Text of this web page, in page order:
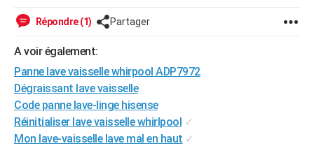
Art de vivre
Bien-être
Loisirs
Mode
Modes de vie
SANTE
VOYAGE
Destinations
City break
Voyage nature
Voyage de noces
Forum
Climat
PHOTO
GUIDES D'ACHAT
BONS PLANS
Répondre (1) Partager
A voir également:
Panne lave vaisselle whirpool ADP7972
Dégraissant lave vaisselle
Code panne lave-linge hisense
Réinitialiser lave vaisselle whirlpool ✓
Mon lave-vaisselle lave mal en haut ✓